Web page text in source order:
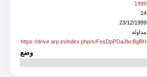
1999
14
23/12/1999
مداولة
https://drive.arp.tn/index.php/s/FesDpPDaJbcBgBH
وضع